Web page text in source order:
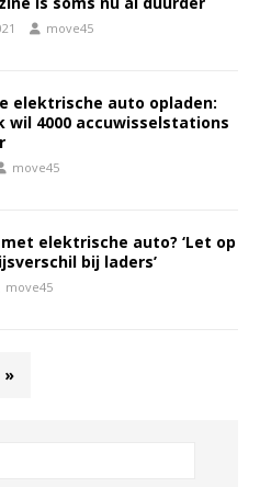
move45
elektrische auto opladen:
wil 4000 accuwisselstations
move45
elektrische auto? ‘Let op
bij laders’
move45
»